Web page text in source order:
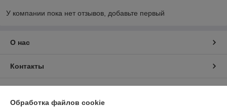
У компании пока нет отзывов, добавьте первый
О нас
Контакты
Обработка файлов cookie